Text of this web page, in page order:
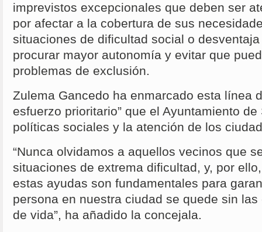
imprevistos excepcionales que deben ser
por afectar a la cobertura de sus
situaciones de dificultad social o
procurar mayor autonomía y evitar que
problemas de exclusión.
Zulema Gancedo ha enmarcado esta línea
esfuerzo prioritario” que el Ayuntamiento
políticas sociales y la atención de los
“Nunca olvidamos a aquellos vecinos que
situaciones de extrema dificultad, y, por
estas ayudas son fundamentales para
persona en nuestra ciudad se quede sin
de vida”, ha añadido la concejala.